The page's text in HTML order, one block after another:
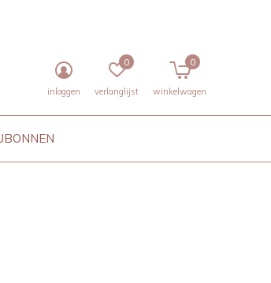
inloggen verlanglijst
0
winkelwagen
0